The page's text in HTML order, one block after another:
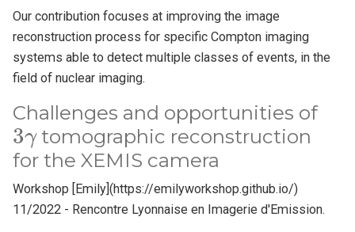
Our contribution focuses at improving the image
reconstruction process for specific Compton imaging
systems able to detect multiple classes of events, in the
field of nuclear imaging.
Challenges and opportunities of
3
γ
tomographic reconstruction
for the XEMIS camera
Workshop [Emily](https://emilyworkshop.github.io/)
11/2022 - Rencontre Lyonnaise en Imagerie d'Emission.